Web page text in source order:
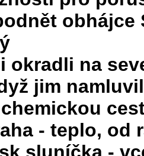
okradli na
jim
- teplo,